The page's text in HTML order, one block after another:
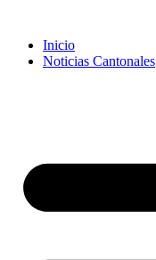
Inicio
Noticias Cantonales